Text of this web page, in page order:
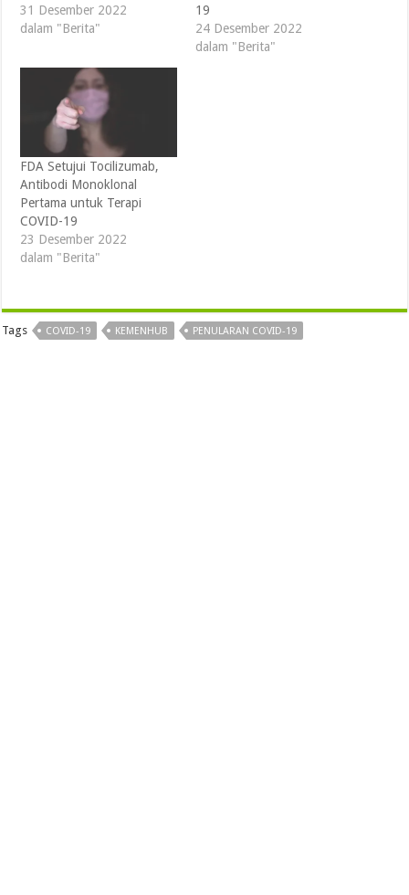
31 Desember 2022
dalam "Berita"
19
24 Desember 2022
dalam "Berita"
FDA Setujui Tocilizumab,
Antibodi Monoklonal
Pertama untuk Terapi
COVID-19
23 Desember 2022
dalam "Berita"
Tags COVID-19 KEMENHUB PENULARAN COVID-19